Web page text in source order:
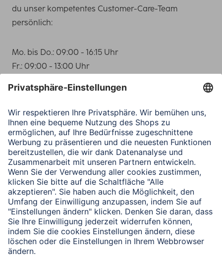
du unser kompetentes Customer-Care-Team
persönlich:
Mo. bis Do.: 09:00 - 16:15 Uhr
Fr.: 09:00 - 13:00 Uhr
WhatsApp: +49 151 188 14 553
Telefon-Nr. +49 / (0)90 91 / 5 02 - 0
E-Mail: viasupport.hama.com/kontakt/produkt-
anfrage
Wir benötigen Ihre Zustimmung, um
den Typeform-Service zu laden!
Wir verwenden Typeform, um Inhalte
einzubetten. Dieser Service kann Daten zu Ihren
Aktivitäten sammeln. Bitte lesen Sie die Details
durch und stimmen Sie der Nutzung des Service
zu, um diese Inhalte anzuzeigen.